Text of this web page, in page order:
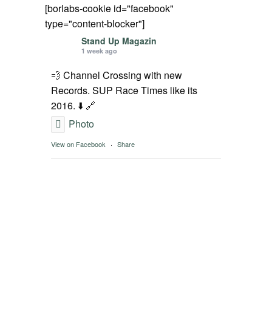
[borlabs-cookie id="facebook"
type="content-blocker"]
Stand Up Magazin
1 week ago
💨 Channel Crossing with new
Records. SUP Race Times like its
2016. ⬇️ 🔗
Photo
View on Facebook · Share